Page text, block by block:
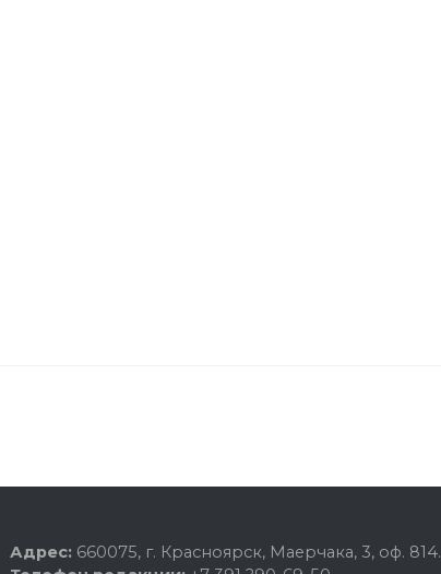
Адрес: 660075, г. Красноярск, Маерчака, 3, оф. 814.